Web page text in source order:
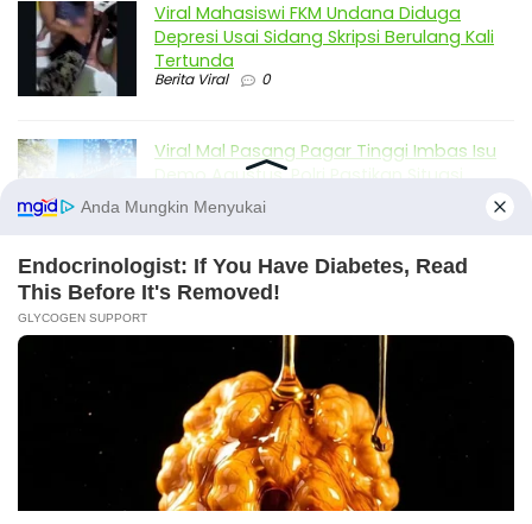
Viral Mahasiswi FKM Undana Diduga
Depresi Usai Sidang Skripsi Berulang Kali
Tertunda
Berita Viral 0
Viral Mal Pasang Pagar Tinggi Imbas Isu
Demo Agustus, Polri Pastikan Situasi
Aman dan Tingkatkan Intelijen serta
Patroli Siber
Demo Besar, Mabes TNI Beri Penjelasan
Viral Ayah Tinggalkan Istri dan Bayi Demi
Dugaan Selingkuhan Sesama Jenis
Berita Viral 2 X